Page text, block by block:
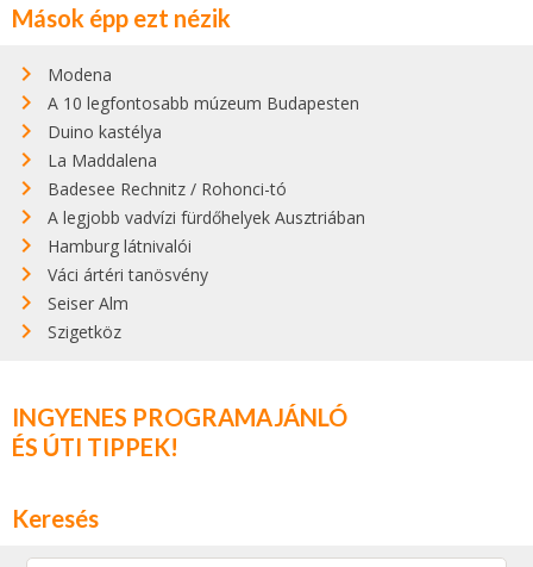
Mások épp ezt nézik
Modena
A 10 legfontosabb múzeum Budapesten
Duino kastélya
La Maddalena
Badesee Rechnitz / Rohonci-tó
A legjobb vadvízi fürdőhelyek Ausztriában
Hamburg látnivalói
Váci ártéri tanösvény
Seiser Alm
Szigetköz
INGYENES PROGRAMAJÁNLÓ
ÉS ÚTI TIPPEK!
Keresés